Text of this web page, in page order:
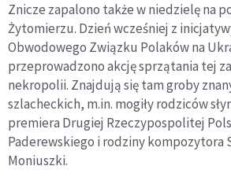
Znicze zapalono także w niedzielę na
Żytomierzu. Dzień wcześniej z
Obwodowego Związku Polaków na
przeprowadzono akcję sprzątania tej
nekropolii. Znajdują się tam groby
szlacheckich, m.in. mogiły rodziców
premiera Drugiej Rzeczypospolitej
Paderewskiego i rodziny kompozytora
Moniuszki.